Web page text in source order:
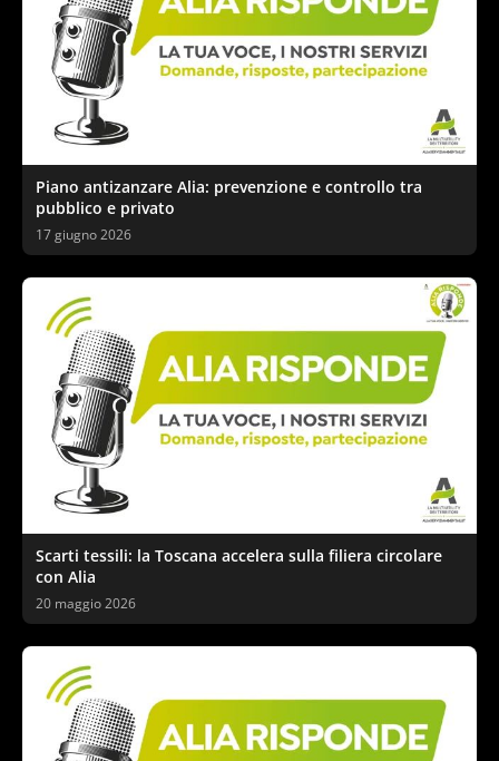
Piano antizanzare Alia: prevenzione e controllo tra
pubblico e privato
17 giugno 2026
Scarti tessili: la Toscana accelera sulla filiera circolare
con Alia
20 maggio 2026